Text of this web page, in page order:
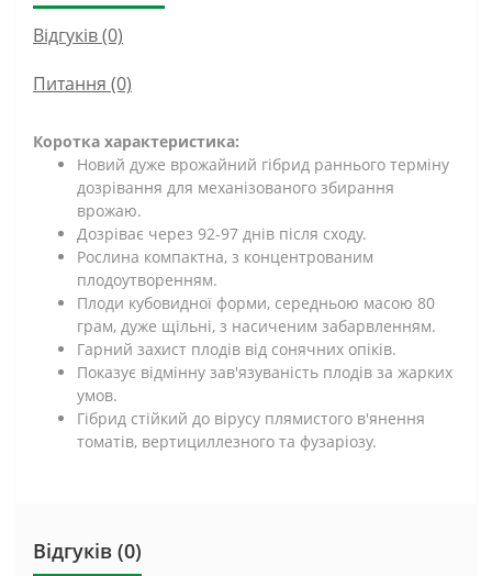
Відгуків (0)
Питання (0)
Коротка характеристика:
Новий дуже врожайний гібрид раннього терміну
дозрівання для механізованого збирання
врожаю.
Дозріває через 92-97 днів після сходу.
Рослина компактна, з концентрованим
плодоутворенням.
Плоди кубовидної форми, середньою масою 80
грам, дуже щільні, з насиченим забарвленням.
Гарний захист плодів від сонячних опіків.
Показує відмінну зав'язуваність плодів за жарких
умов.
Гібрид стійкий до вірусу плямистого в'янення
томатів, вертициллезного та фузаріозу.
Відгуків (0)